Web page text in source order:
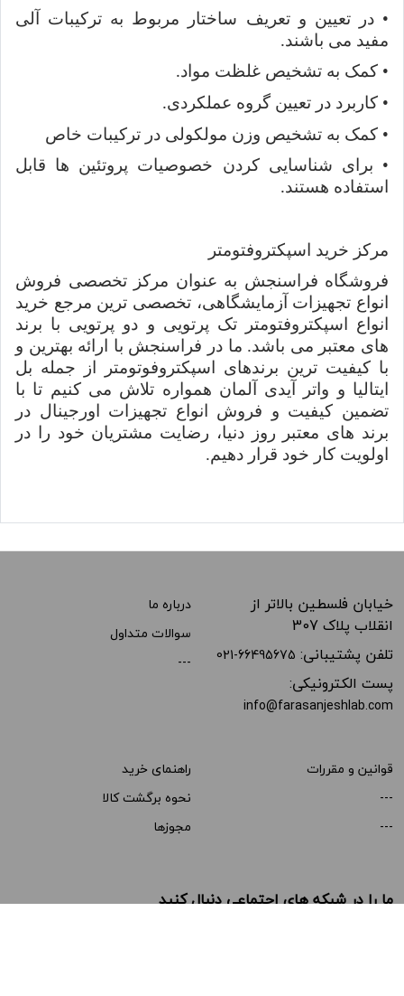
• در تعیین و تعریف ساختار مربوط به ترکیبات آلی
مفید می باشند.
• کمک به تشخیص غلظت مواد.
• کاربرد در تعیین گروه عملکردی.
• کمک به تشخیص وزن مولکولی در ترکیبات خاص
• برای شناسایی کردن خصوصیات پروتئین ها قابل
استفاده هستند.
مرکز خرید اسپکتروفتومتر
فروشگاه فراسنجش به عنوان مرکز تخصصی فروش
انواع تجهیزات آزمایشگاهی، تخصصی ترین مرجع خرید
انواع اسپکترو‌فتومتر تک پرتویی و دو پرتویی با برند
های معتبر می باشد. ما در فراسنجش با ارائه بهترین و
با کیفیت ترین برندهای اسپکتروفوتومتر از جمله بل
ایتالیا و واتر آیدی آلمان همواره تلاش می کنیم تا با
تضمین کیفیت و فروش انواع تجهیزات اورجینال در
برند های معتبر روز دنیا، رضایت مشتریان خود را در
اولویت کار خود قرار دهیم.
خیابان فلسطین بالاتر از
انقلاب پلاک 307
تلفن پشتیبانی: 021-66495675
پست الکترونیکی:
info@farasanjeshlab.com
درباره ما
سوالات متداول
---
قوانین و مقررات
---
---
راهنمای خرید
نحوه برگشت کالا
مجوزها
ما را در شبکه های اجتماعی دنبال کنید